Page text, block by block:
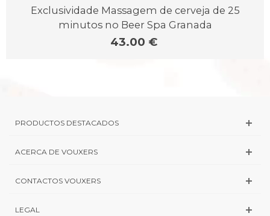
Exclusividade Massagem de cerveja de 25
minutos no Beer Spa Granada
43.00 €
PRODUCTOS DESTACADOS
ACERCA DE VOUXERS
CONTACTOS VOUXERS
LEGAL